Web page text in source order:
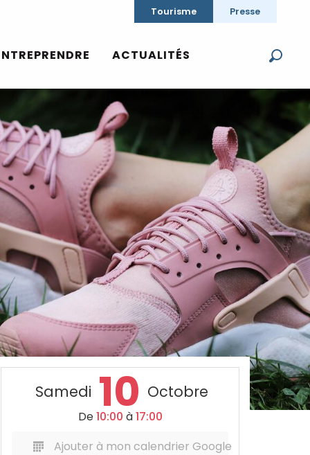
Tourisme Presse
ACTUALITÉS
Samedi 10 Octobre
De10:00 à17:00
Ajouter à mon calendrier Google